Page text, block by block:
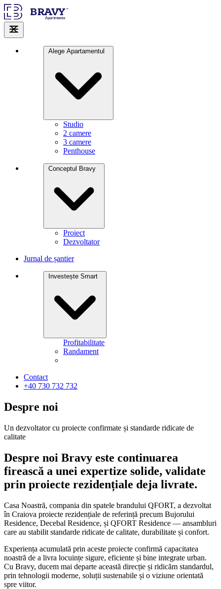
Alege Apartamentul
Studio
2 camere
3 camere
Penthouse
Conceptul Bravy
Proiect
Dezvoltator
Jurnal de șantier
Investește Smart
Profitabilitate
Randament
Contact
+40 730 732 732
Despre noi
Un dezvoltator cu proiecte confirmate și standarde ridicate de
calitate
Despre noi Bravy este continuarea
firească a unei expertize solide, validate
prin proiecte rezidențiale deja livrate.
Casa Noastră, compania din spatele brandului QFORT, a dezvoltat
în Craiova proiecte rezidențiale de referință precum Bujorului
Residence, Decebal Residence, și QFORT Residence — ansambluri
care au stabilit standarde ridicate de calitate, durabilitate și confort.
Experiența acumulată prin aceste proiecte confirmă capacitatea
noastră de a livra locuințe sigure, eficiente și bine integrate urban.
Cu Bravy, ducem mai departe această direcție și ridicăm standardul,
prin tehnologii moderne, soluții sustenabile și o viziune orientată
spre viitor.